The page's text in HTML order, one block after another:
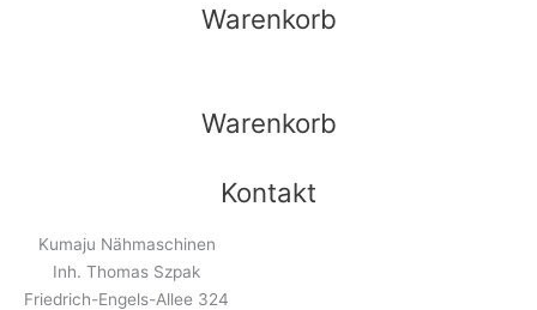
Warenkorb
Warenkorb
Kontakt
Kumaju Nähmaschinen
Inh. Thomas Szpak
Friedrich-Engels-Allee 324